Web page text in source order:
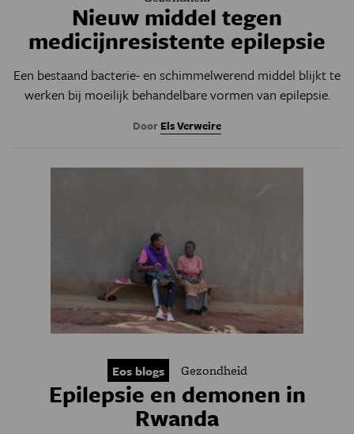
Nieuw middel tegen
medicijnresistente epilepsie
Een bestaand bacterie- en schimmelwerend middel blijkt te
werken bij moeilijk behandelbare vormen van epilepsie.
Door Els Verweire
Eos blogs Gezondheid
Epilepsie en demonen in
Rwanda